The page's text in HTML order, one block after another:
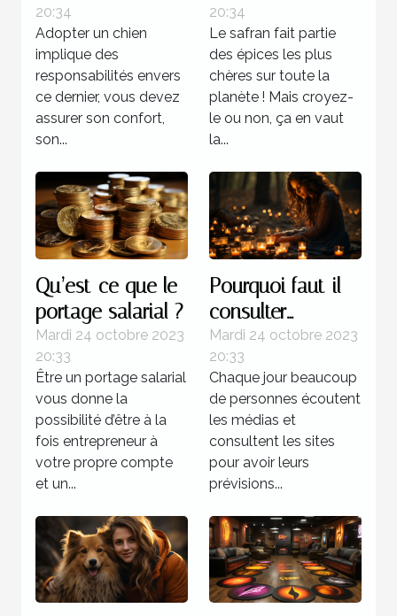
recommandée ?
20:34
Adopter un chien
implique des
responsabilités envers
ce dernier, vous devez
assurer son confort,
son...
20:34
Le safran fait partie
des épices les plus
chères sur toute la
planète ! Mais croyez-
le ou non, ça en vaut
la...
Qu’est-ce que le
portage salarial ?
Mardi 24 octobre 2023
20:33
Être un portage salarial
vous donne la
possibilité d’être à la
fois entrepreneur à
votre propre compte
et un...
Pourquoi faut-il
consulter
l’horoscope ?
Mardi 24 octobre 2023
20:33
Chaque jour beaucoup
de personnes écoutent
les médias et
consultent les sites
pour avoir leurs
prévisions...